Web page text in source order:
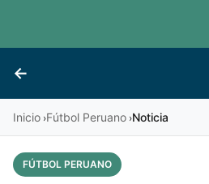
←
Vives
Inicio ›Fútbol Peruano ›Noticia
FÚTBOL PERUANO